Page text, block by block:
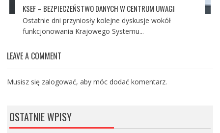
KSEF – BEZPIECZEŃSTWO DANYCH W CENTRUM UWAGI
Ostatnie dni przyniosły kolejne dyskusje wokół
funkcjonowania Krajowego Systemu...
LEAVE A COMMENT
Musisz się zalogować, aby móc dodać komentarz.
OSTATNIE WPISY